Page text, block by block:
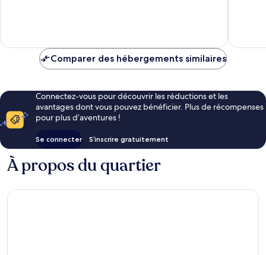
Comparer des hébergements similaires
Connectez-vous pour découvrir les réductions et les
avantages dont vous pouvez bénéficier. Plus de récompenses
pour plus d’aventures !
Se connecter S’inscrire gratuitement
À propos du quartier